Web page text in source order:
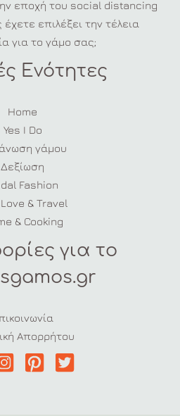
εποχή του social distancing
επιλέξει την τέλεια
για το γάμο σας;
Ενότητες
Home
Yes I Do
γάμου
Δεξίωση
Fashion
& Travel
& Cooking
για το
Απορρήτου